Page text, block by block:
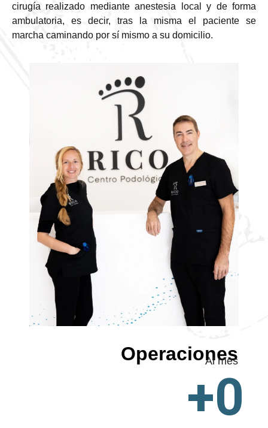
cirugía realizado mediante anestesia local y de forma
ambulatoria, es decir, tras la misma el paciente se
marcha caminando por sí mismo a su domicilio.
Operaciones
Al mes
+0